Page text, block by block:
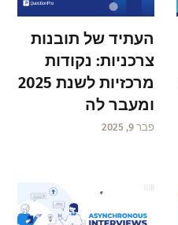
העתיד של תובנות
צרכניות: נקודות
מרכזיות לשנת 2025
ומעבר לה
פבר 9, 2025